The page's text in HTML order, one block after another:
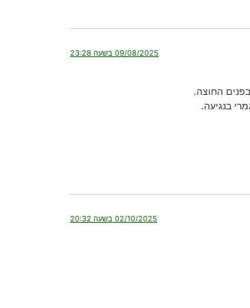
09/08/2025 בשעה 23:28
בנגיעה.
02/10/2025 בשעה 20:32